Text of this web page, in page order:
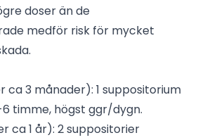
doser än de
medför risk för mycket
ca 3 månader): 1 suppositorium
timme, högst ggr/dygn.
ca 1 år): 2 suppositorier